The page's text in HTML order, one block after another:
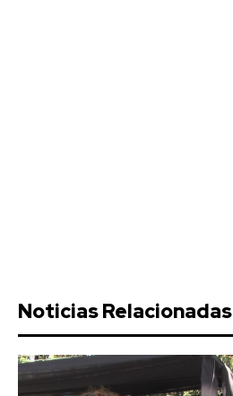
Noticias Relacionadas